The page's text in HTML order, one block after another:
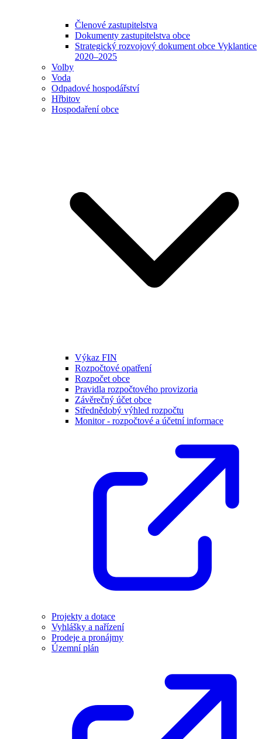
Členové zastupitelstva
Dokumenty zastupitelstva obce
Strategický rozvojový dokument obce Vyklantice
2020–2025
Volby
Voda
Odpadové hospodářství
Hřbitov
Hospodaření obce
Výkaz FIN
Rozpočtové opatření
Rozpočet obce
Pravidla rozpočtového provizoria
Závěrečný účet obce
Střednědobý výhled rozpočtu
Monitor - rozpočtové a účetní informace
Projekty a dotace
Vyhlášky a nařízení
Prodeje a pronájmy
Územní plán